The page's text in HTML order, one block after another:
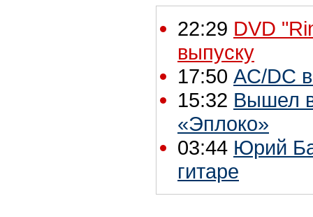
22:29 DVD
выпуску
17:50 AC/DC
15:32 Вышел
«Эплоко»
03:44 Юрий
гитаре